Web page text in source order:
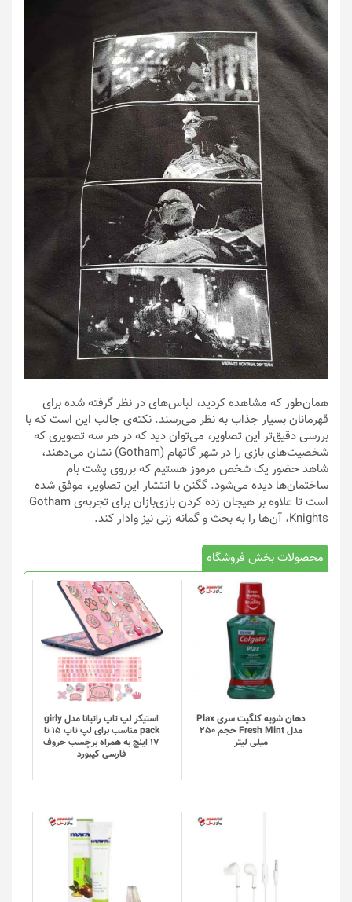
همان‌طور که مشاهده کردید، لباس‌های در نظر گرفته شده برای
قهرمانان بسیار جذاب به نظر می‌رسند. نکته‌ی جالب این است که با
بررسی دقیق‌تر این تصاویر، می‌توان دید که در هر سه تصویری که
شخصیت‌های بازی را در شهر گاتهام (Gotham) نشان می‌دهند،
شاهد حضور یک شخص مرموز هستیم که برروی پشت بام
ساختمان‌ها دیده می‌شود. گگنن با انتشار این تصاویر، موفق شده
است تا علاوه بر هیجان زده کردن بازی‌بازان برای تجربه‌ی Gotham
Knights، آن‌ها را به بحث و گمانه زنی نیز وادار کند.
محصولات بخش فروشگاه
دهان شویه کلگیت سری Plax
مدل Fresh Mint حجم 250
میلی لیتر
استیکر لپ تاپ راتیانا مدل girly
pack مناسب برای لپ تاپ 15 تا
17 اینچ به همراه برچسب حروف
فارسی کیبورد